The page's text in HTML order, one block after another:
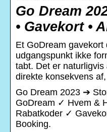
Go Dream
• Gavekort •
Et GoDream
udgangspunkt ikke
tabt. Det er
direkte konsekvens
Go Dream 2023 ➔
GoDream ✓ Hvem &
Rabatkoder ✓
Booking.